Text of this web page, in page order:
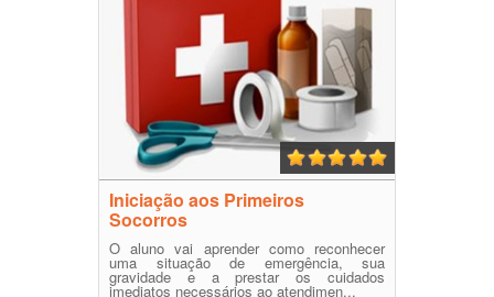
Iniciação aos Primeiros
Socorros
O aluno vai aprender como reconhecer
uma situação de emergência, sua
gravidade e a prestar os cuidados
imediatos necessários ao atendimen...